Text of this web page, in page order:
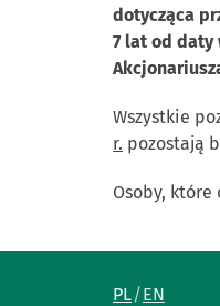
dotycząca
7 lat od daty
Wszystkie
r. pozostają
Osoby, które
PL EN